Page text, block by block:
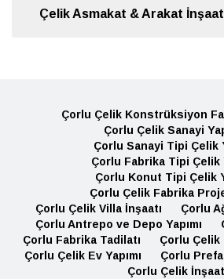
Çelik Asmakat & Arakat
Çorlu Çelik Konstrüksiyon
Çorlu Çelik Sanayi
Çorlu Sanayi Tipi Çelik
Çorlu Fabrika Tipi Çelik
Çorlu Konut Tipi Çelik
Çorlu Çelik Fabrika
Çorlu Çelik Villa İnşaatı
Çorlu
Çorlu Antrepo ve Depo Yapımı
Çorlu Fabrika Tadilatı
Çorlu Çelik
Çorlu Çelik Ev Yapımı
Çorlu
Çorlu Çelik İnşaat